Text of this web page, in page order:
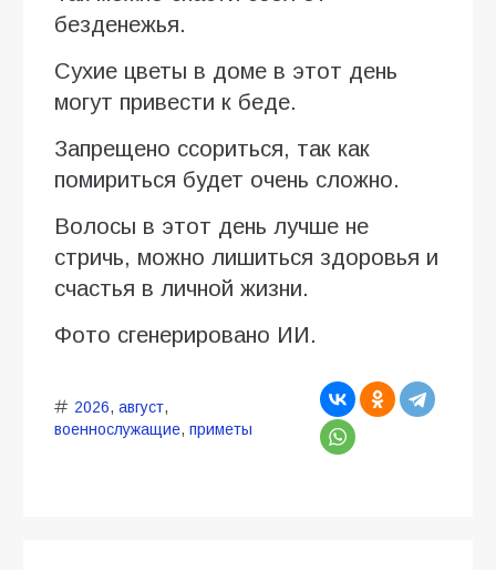
безденежья.
Сухие цветы в доме в этот день
могут привести к беде.
Запрещено ссориться, так как
помириться будет очень сложно.
Волосы в этот день лучше не
стричь, можно лишиться здоровья и
счастья в личной жизни.
Фото сгенерировано ИИ.
2026, август,
военнослужащие, приметы